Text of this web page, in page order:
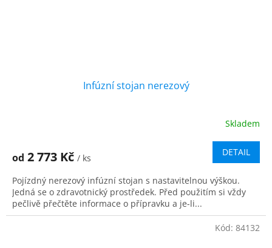
Infúzní stojan nerezový
Skladem
od 2 773 Kč / ks
DETAIL
Pojízdný nerezový infúzní stojan s nastavitelnou výškou.
Jedná se o zdravotnický prostředek. Před použitím si vždy
pečlivě přečtěte informace o přípravku a je-li...
Kód: 84132